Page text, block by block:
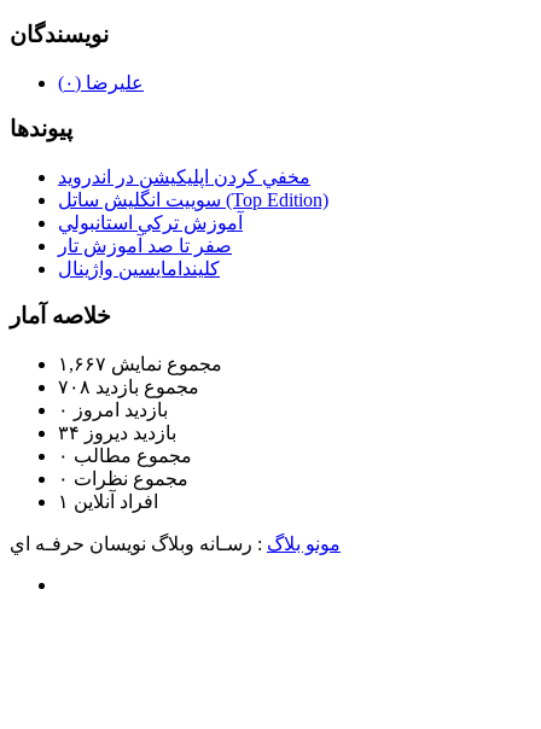
نويسندگان
عليرضا (۰)
پيوندها
مخفي كردن اپليكيشن در اندرويد
سوييت انگليش ساتل (Top Edition)
آموزش تركي استانبولي
صفر تا صد آموزش تار
كليندامايسين واژينال
خلاصه آمار
مجموع نمایش‌ ۱,۶۶۷
مجموع بازدید ۷۰۸
بازدید امروز
۰
بازدید دیروز ۳۴
مجموع مطالب ۰
مجموع نظرات ۰
افراد آنلاین ۱
مونو بلاگ : رسـانه وبلاگ نويسان حرفـه اي